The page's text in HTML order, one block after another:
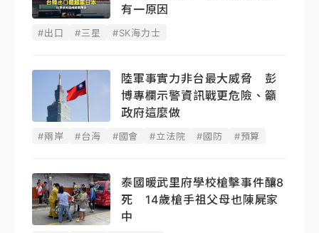
有一原因
#出口 #三星 #SK海力士
陸軍事實力非台最大威脅 彭
博專欄示警資訊戰更危險、籲
政府這麼做
#兩岸 #台海 #國會 #立法院 #國防 #預算
泰國暖武里府學校槍擊事件釀8
死 14歲槍手祖父母也陳屍家
中